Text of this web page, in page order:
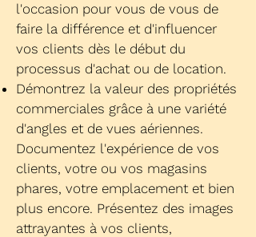
l'occasion pour vous de vous de
faire la différence et d'influencer
vos clients dès le début du
processus d'achat ou de location.
Démontrez la valeur des propriétés
commerciales grâce à une variété
d'angles et de vues aériennes.
Documentez l'expérience de vos
clients, votre ou vos magasins
phares, votre emplacement et bien
plus encore. Présentez des images
attrayantes à vos clients,